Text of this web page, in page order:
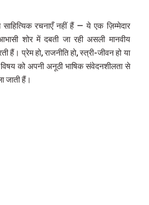
रचनाएँ नहीं हैं — ये एक ज़िम्मेदार
शोर में दबती जा रही असली मानवीय
हैं। प्रेम हो, राजनीति हो, स्त्री-जीवन हो या
को अपनी अनूठी भाषिक संवेदनशीलता से
जाती हैं।